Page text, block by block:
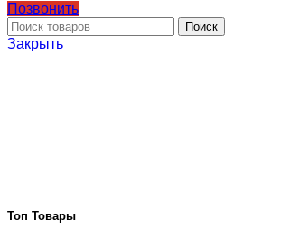
Позвонить
Поиск
Закрыть
Топ Товары